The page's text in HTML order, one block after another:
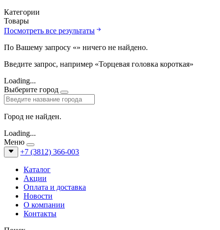
Категории
Товары
Посмотреть все результаты
По Вашему запросу «» ничего не найдено.
Введите запрос, например «Торцевая головка короткая»
Loading...
Выберите город
Город не найден.
Loading...
Меню
+7 (3812) 366-003
Каталог
Акции
Оплата и доставка
Новости
О компании
Контакты